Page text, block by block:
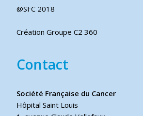
@SFC 2018
Création Groupe C2 360
Contact
Société Française du Cancer
Hôpital Saint Louis